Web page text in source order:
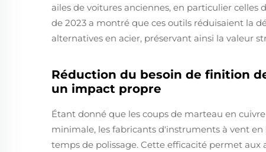
ailes de voitures anciennes, en particulier
de 2023 a montré que ces outils réduisaient la
alternatives en acier, préservant ainsi la valeur
Réduction du besoin de finition
un impact propre
Étant donné que les coups de marteau en
minimale, les fabricants d'instruments à vent
temps de polissage. Cette efficacité permet